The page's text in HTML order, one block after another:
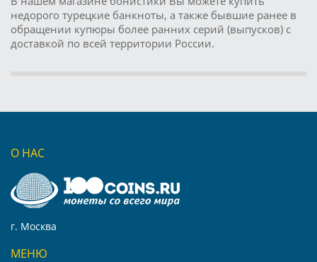
недорого турецкие банкноты, а также бывшие ранее в
обращении купюры более ранних серий (выпусков) с
доставкой по всей территории России.
О НАС
г. Москва
МЕНЮ